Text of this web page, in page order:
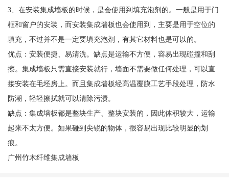
3、在安装集成墙板的时候，是会使用到填充泡剂的。一般是用于门
框和窗户的安装，而安装集成墙板也会使用到，主要是用于空位的
填充，不过并不是一定要填充泡剂，有其它材料也是可以的。
优点：安装便捷、易清洗。缺点是运输不方便，容易出现碰撞和刮
擦。集成墙板只需直接安装就行，墙面不需要做任何处理，可以直
接安装在毛坯房上。而且集成墙板经高温覆膜工艺手段处理，防水
防潮，轻轻擦拭就可以清除污渍。
缺点：集成墙板都是整块生产、整块安装的，因此体积较大，运输
起来不太方便。如果碰到尖锐的物体，很容易出现比较明显的划
痕。
广州竹木纤维集成墙板